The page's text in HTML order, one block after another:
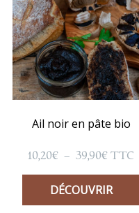
Ail noir en pâte bio
10,20€ – 39,90€Plage
de
prix :
10,20€
TTC
DÉCOUVRIR